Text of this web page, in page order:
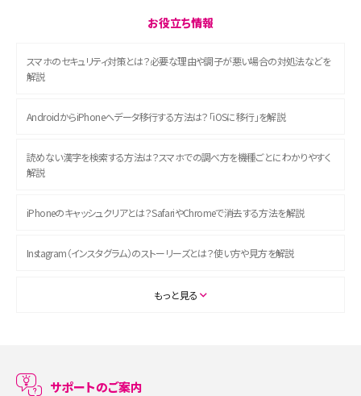
お役立ち情報
スマホのセキュリティ対策とは？必要な理由や調子が悪い場合の対処法などを
解説
AndroidからiPhoneへデータ移行する方法は？「iOSに移行」を解説
読めない漢字を検索する方法は？スマホでの調べ方を機種ごとにわかりやすく
解説
iPhoneのキャッシュクリアとは？SafariやChromeで消去する方法を解説
Instagram（インスタグラム）のストーリーズとは？使い方や見方を解説
ASMRとは？初心者向けの代表ジャンルや楽しみ方を解説
LINEで友だちを削除する方法は？方法ごとの影響や復活・復元する方法も解説
もっと見る
サポートのご案内